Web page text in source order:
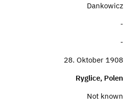
Dankowicz
-
-
28. Oktober 1908
Ryglice, Polen
Not known